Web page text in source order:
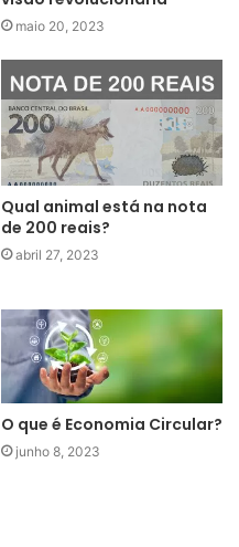
maio 20, 2023
Qual animal está na nota
de 200 reais?
abril 27, 2023
O que é Economia Circular?
junho 8, 2023